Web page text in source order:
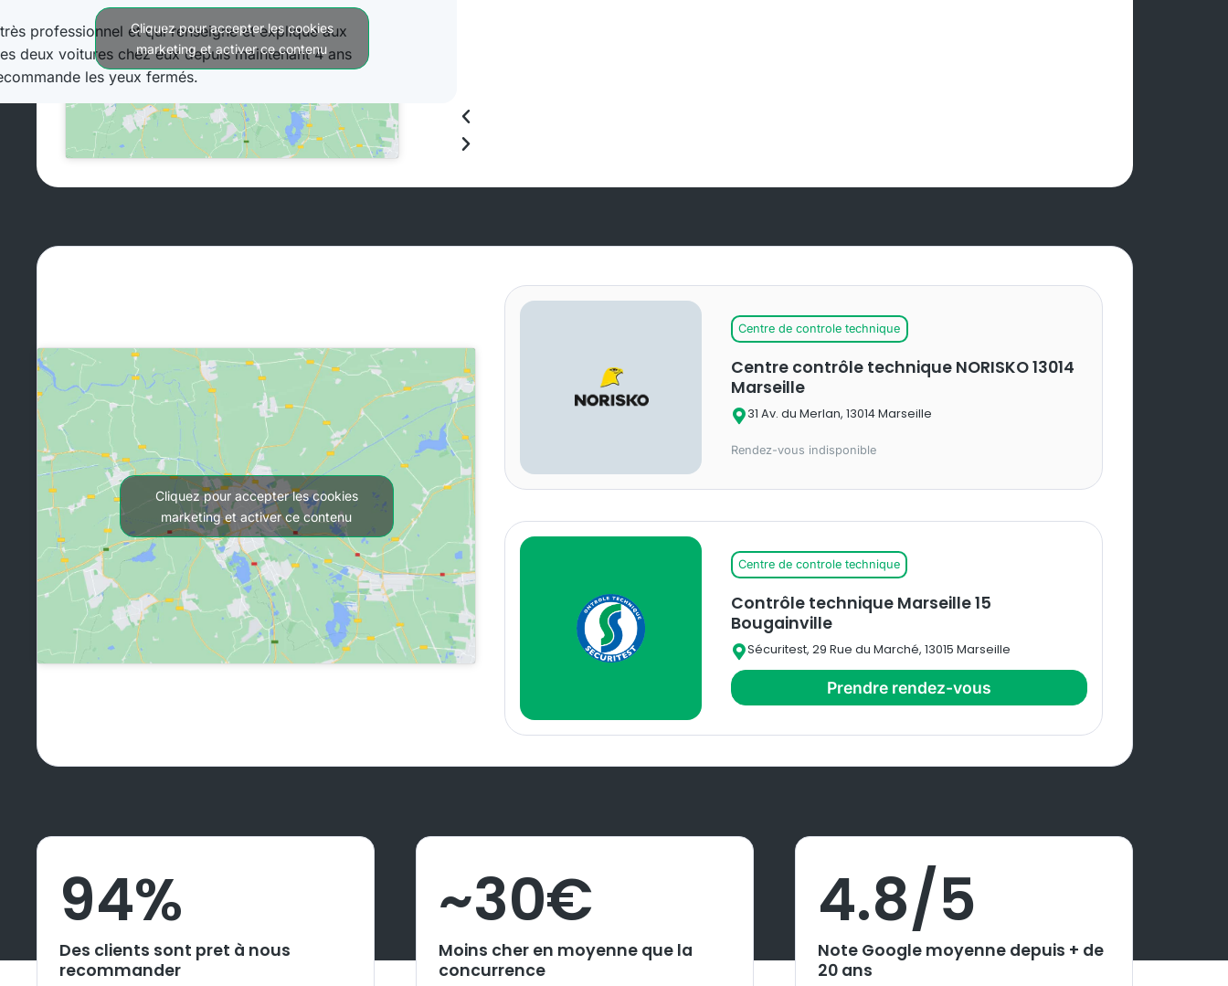
Cliquez pour accepter les cookies
marketing et activer ce contenu
Cliquez pour accepter les cookies
marketing et activer ce contenu
Centre de controle technique
Centre contrôle technique NORISKO 13014
Marseille
31 Av. du Merlan, 13014 Marseille
Rendez-vous indisponible
Centre de controle technique
Contrôle technique Marseille 15
Bougainville
Sécuritest, 29 Rue du Marché, 13015 Marseille
Prendre rendez-vous
94%
Des clients sont pret à nous
recommander
~30€
Moins cher en moyenne que la
concurrence
4.8/5
Note Google moyenne depuis + de
20 ans